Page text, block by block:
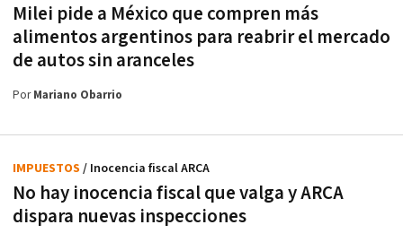
Milei pide a México que compren más
alimentos argentinos para reabrir el mercado
de autos sin aranceles
PorMariano Obarrio
No hay inocencia fiscal que valga y ARCA
dispara nuevas inspecciones
IMPUESTOS / Inocencia fiscal ARCA